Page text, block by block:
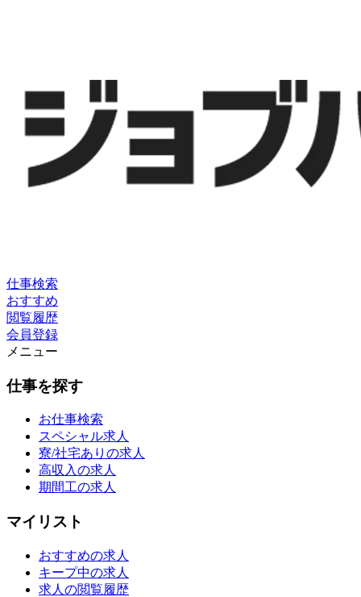
仕事検索
おすすめ
閲覧履歴
会員登録
メニュー
仕事を探す
お仕事検索
スペシャル求人
寮/社宅ありの求人
高収入の求人
期間工の求人
マイリスト
おすすめの求人
キープ中の求人
求人の閲覧履歴